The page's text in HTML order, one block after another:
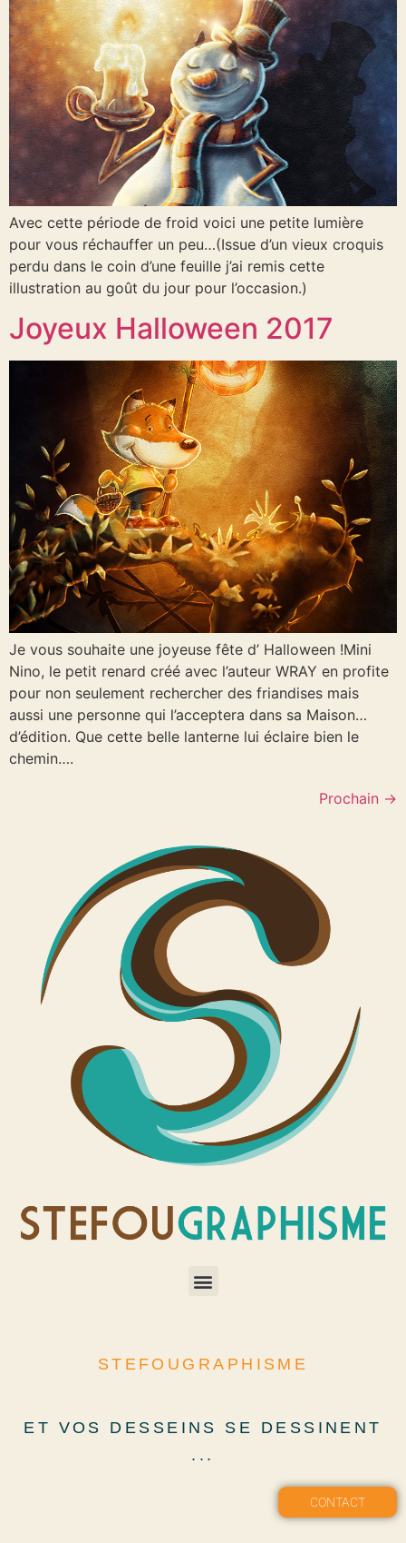
Avec cette période de froid voici une petite lumière
pour vous réchauffer un peu…(Issue d’un vieux croquis
perdu dans le coin d’une feuille j’ai remis cette
illustration au goût du jour pour l’occasion.)
Joyeux Halloween 2017
Je vous souhaite une joyeuse fête d’ Halloween !Mini
Nino, le petit renard créé avec l’auteur WRAY en profite
pour non seulement rechercher des friandises mais
aussi une personne qui l’acceptera dans sa Maison…
d’édition. Que cette belle lanterne lui éclaire bien le
chemin….
Prochain →
STEFOUGRAPHISME
ET VOS DESSEINS SE DESSINENT
...
CONTACT